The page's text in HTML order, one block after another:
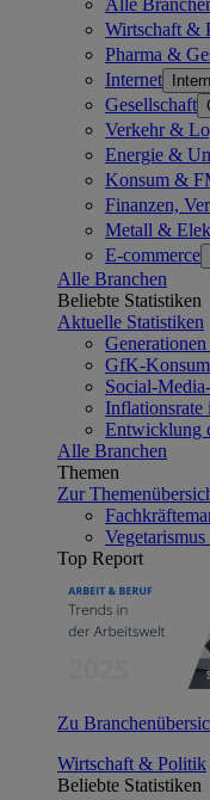
Wirtschaft &
Pharma &
Internet
Gesellschaft
Verkehr &
Energie &
Konsum &
Finanzen,
Metall &
E-commerce
Alle Branchen
Beliebte Statistiken
Aktuelle Statistiken
GfK-
Social-
Inflationsrate
Entwicklung
Alle Branchen
Themen
Zur
Top Report
Zu
Wirtschaft & Politik
Beliebte Statistiken